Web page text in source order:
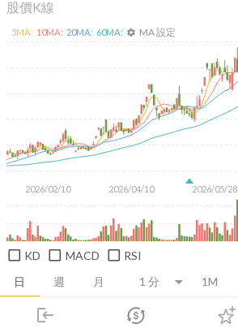
login
市場
股價K線
日 週 月 1M
2026/02/10 2026/04/10 2026/05/28
5MA: 10MA: 20MA: 60MA: settings MA 設定
KD MACD RSI
推薦卡片 消息面